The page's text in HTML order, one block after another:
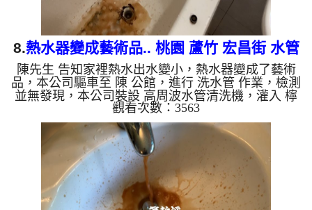
8.熱水器變成藝術品.. 桃園 蘆竹 宏昌街 水管
清洗
陳先生 告知家裡熱水出水變小，熱水器變成了藝術
品，本公司驅車至 陳 公館，進行 洗水管 作業，檢測
並無發現，本公司裝設 高周波水管清洗機，灌入 檸
檬酸 至水管，等了約15分，開啟 水管清洗機 ，啟動
螺旋波 模式，一洗水管就流出異物，突然出現咖
啡，二個多小時後，熱水出水量恢復正常了。 如是
自來水，如水管老化，會產生鐵鏽跟泥沙堆積，洗出
來的水就會是咖啡色，地下水含有氧化錳，管壁上會
結成黑色管垢，洗出來的水會跟石油一樣黑，有些洗
出綠色的水，是因為裡面有銅的物質，生鏽產生銅
綠，如是藍色的水，是因...
觀看次數：3563